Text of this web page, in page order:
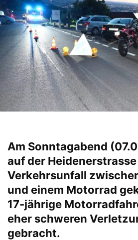
Am Sonntagabend
auf der
Verkehrsunfall
und einem Motorrad
17-jährige
eher schweren
gebracht.